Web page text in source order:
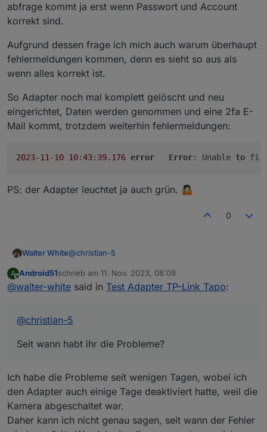
abfrage kommt ja erst wenn Passwort und Account
korrekt sind.
Aufgrund dessen frage ich mich auch warum überhaupt
fehlermeldungen kommen, denn es sieht so aus als
wenn alles korrekt ist.
So Adapter noch mal komplett gelöscht und neu
eingerichtet, Daten werden genommen und eine 2fa E-
Mail kommt, trotzdem weiterhin fehlermeldungen:
2023-11 -10 10:43: 39.176 error Error: Unable to
PS: der Adapter leuchtet ja auch grün. 🤷🏻
0
Walter White@christian-5
Seit wann habt ihr die Probleme?
Habe das leider erst jetzt bemerkt, aber es gab ja
bekommt auch alle paar Tage updates (Android).
Kamera auch ein Firmware Update, ob die c110
Also sollten die Fehler nicht unsererseits sein,
könnte ich mir denken dass es mit der
Überarbeitung der App zu tun hat?
A
Offline
Android51schrieb am 11. Nov. 2023, 08:09
zuletzt editiert von
@walter-white said in Test Adapter TP-Link Tapo:
@christian-5
Seit wann habt ihr die Probleme?
Ich habe die Probleme seit wenigen Tagen, wobei ich
den Adapter auch einige Tage deaktiviert hatte, weil die
Kamera abgeschaltet war.
Daher kann ich nicht genau sagen, seit wann der Fehler